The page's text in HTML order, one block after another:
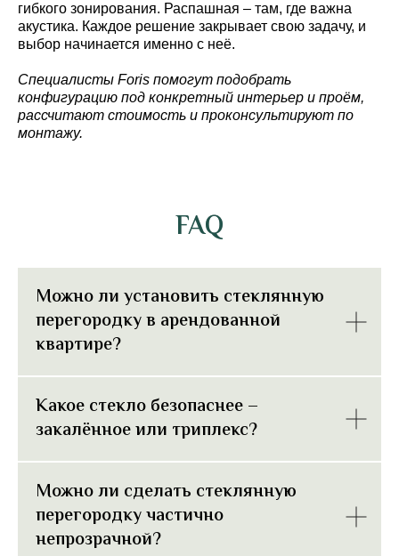
гибкого зонирования. Распашная – там, где важна
акустика. Каждое решение закрывает свою задачу, и
выбор начинается именно с неё.
Специалисты Foris помогут подобрать
конфигурацию под конкретный интерьер и проём,
рассчитают стоимость и проконсультируют по
монтажу.
FAQ
Можно ли установить стеклянную
перегородку в арендованной
квартире?
Какое стекло безопаснее –
закалённое или триплекс?
Можно ли сделать стеклянную
перегородку частично
непрозрачной?